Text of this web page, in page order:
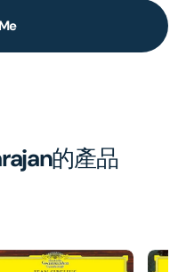
的產品